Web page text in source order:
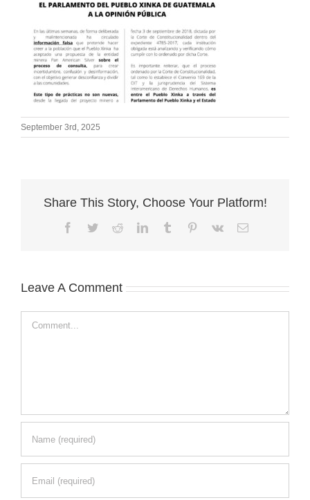
September 3rd, 2025
Share This Story, Choose Your Platform!
Facebook
TwitterRedditLinkedInTumblr Pinterest
Vk Email
Leave A Comment
Comment